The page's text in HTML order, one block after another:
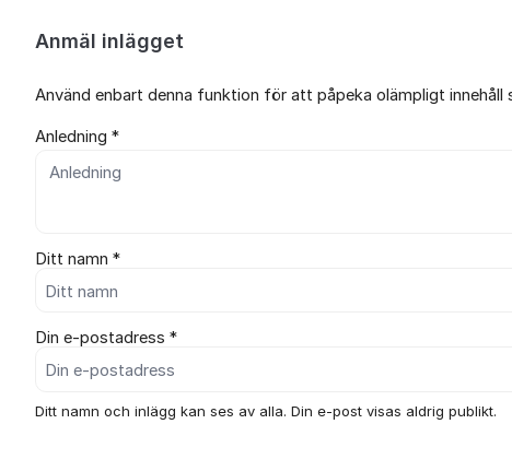
Anmäl inlägget
Använd enbart denna funktion för att påpeka olämpligt
Anledning *
Ditt namn *
Din e-postadress *
Ditt namn och inlägg kan ses av alla. Din e-post visas aldrig publikt.